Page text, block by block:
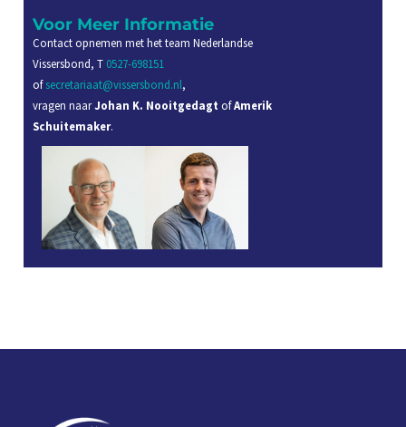
Voor Meer Informatie
Contact opnemen met het team Nederlandse
Vissersbond, T 0527-698151
ofsecretariaat@vissersbond.nl,
vragen naarJohan K. Nooitgedagt ofAmerik
Schuitemaker.